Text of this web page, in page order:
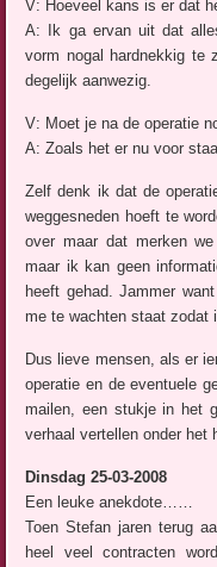
V: Hoeveel kans is er dat
A: Ik ga ervan uit dat
vorm nogal hardnekkig te
degelijk aanwezig.
V: Moet je na de operatie
A: Zoals het er nu voor
Zelf denk ik dat de
weggesneden hoeft te
over maar dat merken
maar ik kan geen
heeft gehad. Jammer
me te wachten staat zodat
Dus lieve mensen, als er
operatie en de eventuele
mailen, een stukje in het
verhaal vertellen onder het
Dinsdag 25-03-2008
Een leuke anekdote……
Toen Stefan jaren terug
heel veel contracten